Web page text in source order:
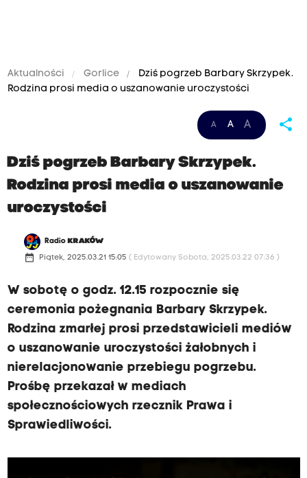
Aktualności Gorlice
Dziś pogrzeb Barbary Skrzypek.
Rodzina prosi media o uszanowanie uroczystości
A A A share
Dziś pogrzeb Barbary Skrzypek.
Rodzina prosi media o uszanowanie
uroczystości
Radio KRAKÓW
date_range Piątek, 2025.03.21 15:05 ( Edytowany Sobota, 2025.03.22 07:36 )
W sobotę o godz. 12.15 rozpocznie się
ceremonia pożegnania Barbary Skrzypek.
Rodzina zmarłej prosi przedstawicieli mediów
o uszanowanie uroczystości żałobnych i
nierelacjonowanie przebiegu pogrzebu.
Prośbę przekazał w mediach
społecznościowych rzecznik Prawa i
Sprawiedliwości.